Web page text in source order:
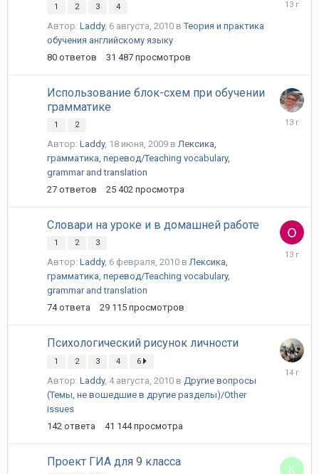
1 2 3 4
Автор: Laddy, 6 августа, 2010 вТеория и практика
обучения английскому языку
80 ответов 31 487 просмотров
Использование блок-схем при обучении
грамматике
1 2
Автор: Laddy, 18 июня, 2009 вЛексика,
грамматика, перевод/Teaching vocabulary,
grammar and translation
27 ответов 25 402 просмотра
Словари на уроке и в домашней работе
1 2 3
Автор: Laddy, 6 февраля, 2010 вЛексика,
грамматика, перевод/Teaching vocabulary,
grammar and translation
74 ответа 29 115 просмотров
Психологический рисунок личности
1 2 3 4 6
Автор: Laddy, 4 августа, 2010 в Другие вопросы
(Темы, не вошедшие в другие разделы)/Other
issues
142 ответа 41 144 просмотра
31
Проект ГИА для 9 класса